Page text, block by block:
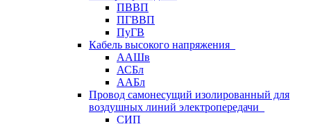
ПВВП
ПГВВП
ПуГВ
Кабель высокого напряжения
ААШв
АСБл
ААБл
Провод самонесущий изолированный для
воздушных линий электропередачи
СИП